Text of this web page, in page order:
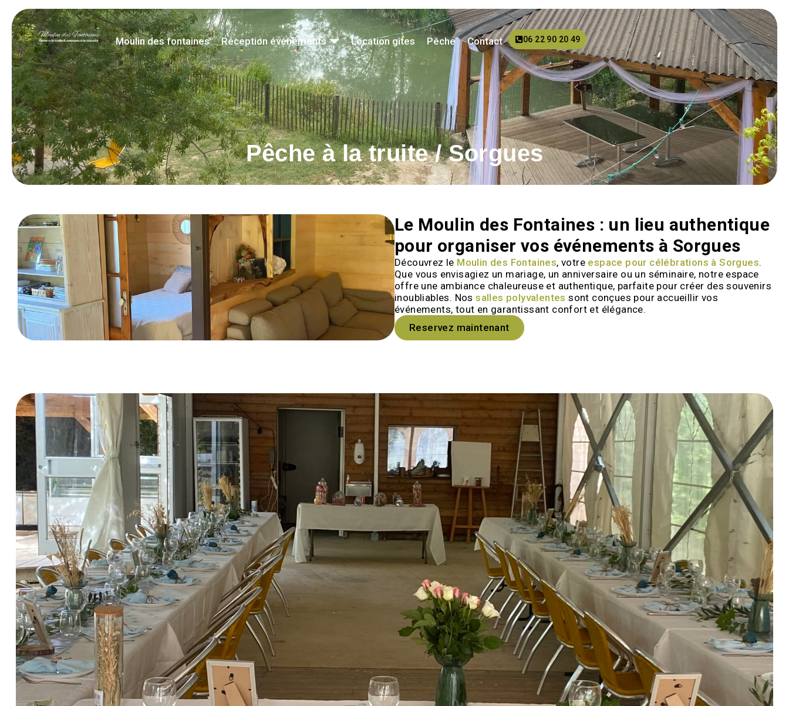
principal
Moulin des fontaines Réception événements Location gîtes Pêche Contact 06 22 90 20 49
Pêche à la truite / Sorgues
Le Moulin des Fontaines : un lieu authentique
pour organiser vos événements à Sorgues
Découvrez le Moulin des Fontaines, votre espace pour célébrations à Sorgues.
Que vous envisagiez un mariage, un anniversaire ou un séminaire, notre espace
offre une ambiance chaleureuse et authentique, parfaite pour créer des souvenirs
inoubliables. Nos salles polyvalentes sont conçues pour accueillir vos
événements, tout en garantissant confort et élégance.
Reservez maintenant